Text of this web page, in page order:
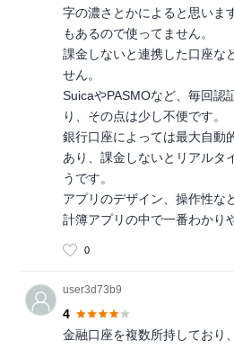
字の濃さとかによると思いま
もあるので使ってません。
課金しないと連携した口座な
せん。
SuicaやPASMOなど、毎回認
り、その点は少し不便です。
銀行口座によっては最大自動
あり、課金しないとリアルタ
うです。
アプリのデザイン、操作性な
計簿アプリの中で一番わかり
0
user3d73b9
4
金融口座を複数所持しており